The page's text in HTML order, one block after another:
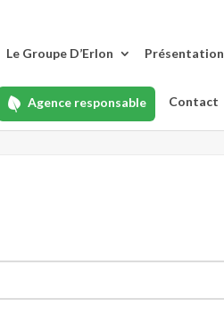
Le Groupe D’Erlon Présentation
Agence responsable Contact